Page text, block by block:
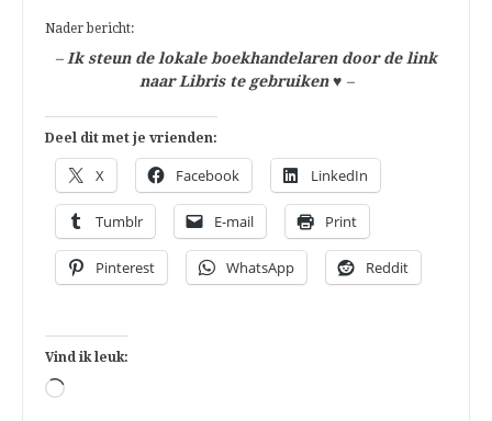
Nader bericht:
–Ik steun de lokale boekhandelaren door de link
naar Libris te gebruiken ♥ –
Deel dit met je vrienden:
X Facebook LinkedIn
Tumblr E-mail Print
Pinterest WhatsApp Reddit
Vind ik leuk:
Aan